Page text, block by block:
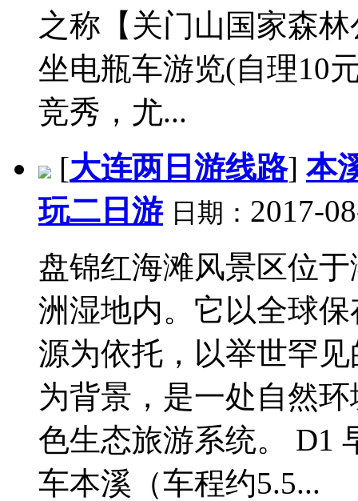
之称【关门山国家森
坐电瓶车游览(自理10
竞秀，尤...
[大连两日游线路]本
玩二日游 日期： 2017-
盘锦红海滩风景区位
洲湿地内。它以全球
源为依托，以举世罕
为背景，是一处自然
色生态旅游系统。 D1
车本溪（车程约5.5...